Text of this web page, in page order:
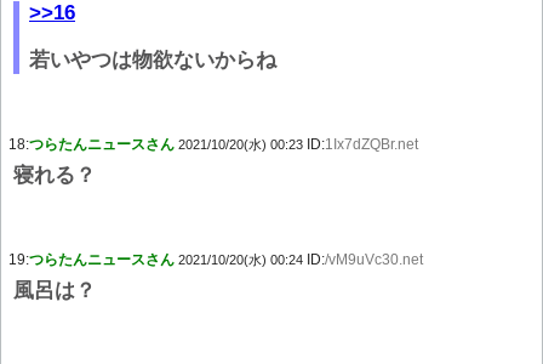
>>16
若いやつは物欲ないからね
18:つらたんニュースさん 2021/10/20(水) 00:23 ID:1Ix7dZQBr.net
寝れる？
19:つらたんニュースさん 2021/10/20(水) 00:24 ID:/vM9uVc30.net
風呂は？